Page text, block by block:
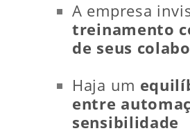
A empresa
treinamento
de seus
Haja um
entre
sensibilidade